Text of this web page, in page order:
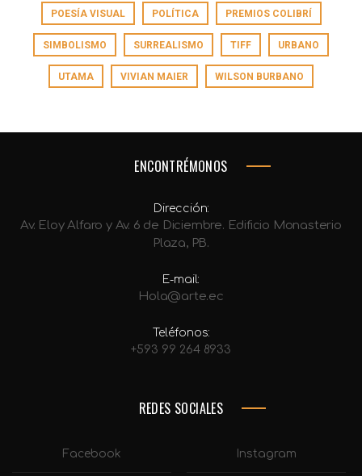
POESÍA VISUAL POLÍTICA PREMIOS COLIBRÍ
SIMBOLISMO SURREALISMO TIFF URBANO
UTAMA VIVIAN MAIER WILSON BURBANO
ENCONTRÉMONOS
Dirección:
Av. Eloy Alfaro y Av. 6 de Diciembre. Edificio Monasterio
Plaza, PB.
E-mail:
Hola@arte.ec
Teléfonos:
+593 99 264 8933
REDES SOCIALES
Facebook Instagram